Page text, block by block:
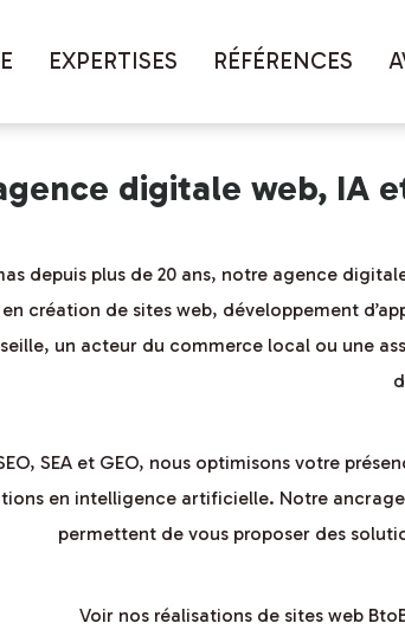
EXPERTISES RÉFÉRENCES
couverture géographique
digitale web, IA
depuis plus de 20 ans, notre agence
création de sites web, développement
un acteur du commerce local ou une
SEA et GEO, nous optimisons votre
en intelligence artificielle. Notre
permettent de vous proposer des
Voir nos réalisations de sites web